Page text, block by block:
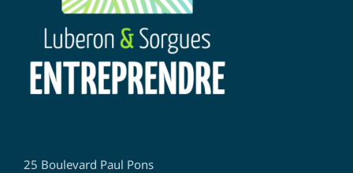
25 Boulevard Paul Pons